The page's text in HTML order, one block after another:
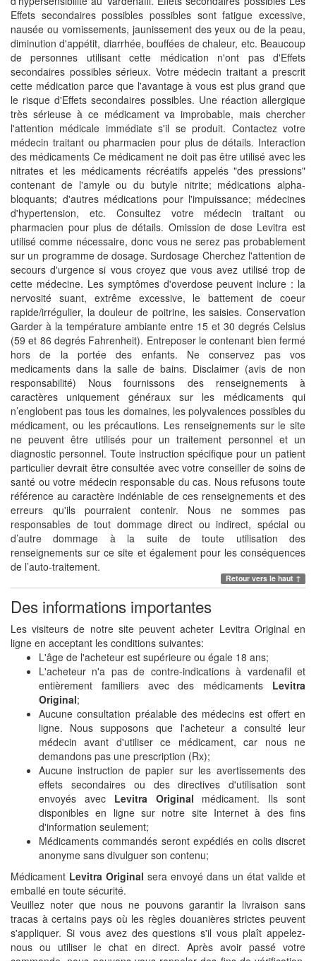
Effets secondaires possibles possibles sont fatigue excessive,
nausée ou vomissements, jaunissement des yeux ou de la peau,
diminution d'appétit, diarrhée, bouffées de chaleur, etc. Beaucoup
de personnes utilisant cette médication n'ont pas d'Effets
secondaires possibles sérieux. Votre médecin traitant a prescrit
cette médication parce que l'avantage à vous est plus grand que
le risque d'Effets secondaires possibles. Une réaction allergique
très sérieuse à ce médicament va improbable, mais chercher
l'attention médicale immédiate s'il se produit. Contactez votre
médecin traitant ou pharmacien pour plus de détails. Interaction
des médicaments Ce médicament ne doit pas être utilisé avec les
nitrates et les médicaments récréatifs appelés "des pressions"
contenant de l'amyle ou du butyle nitrite; médications alpha-
bloquants; d'autres médications pour l'impuissance; médecines
d'hypertension, etc. Consultez votre médecin traitant ou
pharmacien pour plus de détails. Omission de dose Levitra est
utilisé comme nécessaire, donc vous ne serez pas probablement
sur un programme de dosage. Surdosage Cherchez l'attention de
secours d'urgence si vous croyez que vous avez utilisé trop de
cette médecine. Les symptômes d'overdose peuvent inclure : la
nervosité suant, extrême excessive, le battement de coeur
rapide/irrégulier, la douleur de poitrine, les saisies. Conservation
Garder à la température ambiante entre 15 et 30 degrés Celsius
(59 et 86 degrés Fahrenheit). Entreposer le contenant bien fermé
hors de la portée des enfants. Ne conservez pas vos
medicaments dans la salle de bains. Disclaimer (avis de non
responsabilité) Nous fournissons des renseignements à
caractères uniquement généraux sur les médicaments qui
n’englobent pas tous les domaines, les polyvalences possibles du
médicament, ou les précautions. Les renseignements sur le site
ne peuvent être utilisés pour un traitement personnel et un
diagnostic personnel. Toute instruction spécifique pour un patient
particulier devrait être consultée avec votre conseiller de soins de
santé ou votre médecin responsable du cas. Nous refusons toute
référence au caractère indéniable de ces renseignements et des
erreurs qu'ils pourraient contenir. Nous ne sommes pas
responsables de tout dommage direct ou indirect, spécial ou
d’autre dommage à la suite de toute utilisation des
renseignements sur ce site et également pour les conséquences
de l’auto-traitement.
Retour vers le haut ↑
Des informations importantes
Les visiteurs de notre site peuvent acheter Levitra Original en
ligne en acceptant les conditions suivantes:
L'âge de l'acheteur est supérieure ou égale 18 ans;
L'acheteur n'a pas de contre-indications à vardenafil et
entièrement familiers avec des médicaments Levitra
Original;
Aucune consultation préalable des médecins est offert en
ligne. Nous supposons que l'acheteur a consulté leur
médecin avant d'utiliser ce médicament, car nous ne
demandons pas une prescription (Rx);
Aucune instruction de papier sur les avertissements des
effets secondaires ou des directives d'utilisation sont
envoyés avec Levitra Original médicament. Ils sont
disponibles en ligne sur notre site Internet à des fins
d'information seulement;
Médicaments commandés seront expédiés en colis discret
anonyme sans divulguer son contenu;
Médicament Levitra Original sera envoyé dans un état valide et
emballé en toute sécurité.
Veuillez noter que nous ne pouvons garantir la livraison sans
tracas à certains pays où les règles douanières strictes peuvent
s'appliquer. Si vous avez des questions s'il vous plaît appelez-
nous ou utiliser le chat en direct. Après avoir passé votre